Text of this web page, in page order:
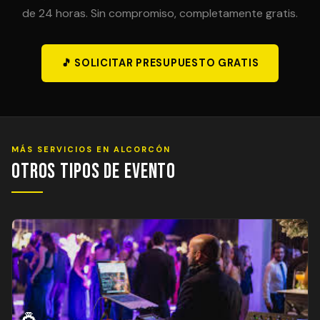
de 24 horas. Sin compromiso, completamente gratis.
🎵 SOLICITAR PRESUPUESTO GRATIS
MÁS SERVICIOS EN ALCORCÓN
Otros Tipos de Evento